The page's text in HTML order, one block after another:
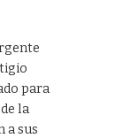
para
la
a sus